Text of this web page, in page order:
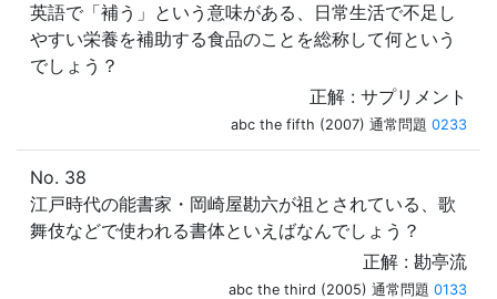
英語で「補う」という意味がある、日常生活で不足し
やすい栄養を補助する食品のことを総称して何という
でしょう？
正解 : サプリメント
abc the fifth (2007) 通常問題 0233
No. 38
江戸時代の能書家・岡崎屋勘六が祖とされている、歌
舞伎などで使われる書体といえばなんでしょう？
正解 : 勘亭流
abc the third (2005) 通常問題 0133